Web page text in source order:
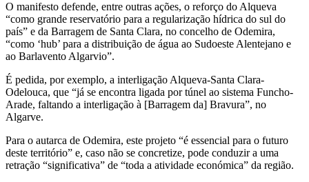
O manifesto defende, entre outras ações, o reforço do Alqueva
“como grande reservatório para a regularização hídrica do sul do
país” e da Barragem de Santa Clara, no concelho de Odemira,
“como ‘hub’ para a distribuição de água ao Sudoeste Alentejano e
ao Barlavento Algarvio”.
É pedida, por exemplo, a interligação Alqueva-Santa Clara-
Odelouca, que “já se encontra ligada por túnel ao sistema Funcho-
Arade, faltando a interligação à [Barragem da] Bravura”, no
Algarve.
Para o autarca de Odemira, este projeto “é essencial para o futuro
deste território” e, caso não se concretize, pode conduzir a uma
retração “significativa” de “toda a atividade económica” da região.